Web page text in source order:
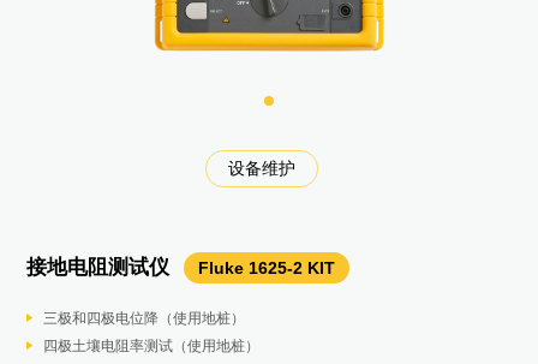
接地电阻测试仪 Fluke 1625-2 KIT
三极和四极电位降（使用地桩）
四极土壤电阻率测试（使用地桩）
设备维护
绝缘万用表 1587 FC
小巧轻便，方便手持）
一键提供1000V电压供绝缘测试
设备维护
电能质量分析仪 Fluke 1777
内置报表功能，一键出具GB报告
可远程通讯、操作，分析功能强大：瞬态电压采样率高达20MS/s，峰值
设备维护
可接镜头、多点及激光自动对焦速快速查找和发现热斑或电气设备的温度
设备维护
声学成像仪 Fluke ii900
配备了一系列麦克风以扩大检查范围，快速准确地定位压缩空气系统中的
空气、气体和真空泄漏，即使在嘈杂的环境中也是如此。
设备维护
在线式声学成像仪 SV600
高灵敏度使泄漏无处遁形
开放式API易于与现有系统集成
泄漏检测
高精度多路测温仪 1586A
配合福禄克标准温度计用于温度探头和传感器的高精度校准，也可做温度
分布测试，应用于光伏和风电行业。
数据采集和温度测试校准
压力校验器 Fluke 754
提供4-20毫安，0-10V信号，24V电源，HART压力变送器故障排查，校
准。
过程校准与测量
蓄电池内阻分析仪 BT521
主要测量值 – 电池内阻、直流和交流电压、直流和交流电流、纹波电压、
频率和温度。
设备维护
钳形电流表 Fluke 377FC
使用钳口测量电压和电流
测试更快、更安全，采用 FieldSense™ 技术无需触碰带电电线
设备维护
压力校验仪 Fluke 718
压力校验仪具压力源和毫安测量，几乎可以校准和维护所有压力设备
意外暴露于液体时，内置泵极易清洗，因而降低了总拥有成本和维修费
过程校准与测量
智能数字压力校验仪 Fluke 730系列
压力测量范围 ± 10 inH2O/2.5kPa - 10000 psi/69Mpa
四个绝压量程15PSIA（103kPa），30PSIA （207kPa），
过程校准与测量
毫安钳形表 Fluke 773
无需“断开回路即可测量 4 至 20 mA 信号
0.01 mA 分辨率和灵敏度
过程校准与测量
过程万用表 Fluke 789
24 V 回路电源
双显示大屏幕
过程校准与测量
振动点检仪 Fluke 805
创新性的传感器设计，可将因倾斜或按力引起的测量偏差程度小。
无论频率高低，均可提供高质量的测量数据
设备维护
空气尘埃粒子计数器 Fluke 985
具备 6 个通道，粒径范围为 0.3 - 10.0 µm：即使是要求 ISO Class 5 – 9
认证的重要区域，也可进行精确测量
环境测试
电机驱动分析仪 MDA-550 III
引导式测量利用图形化分步式电压和电流连接图，使变频驱动器的设置和
连接变得比以往更容易
设备维护
电缆路径探测仪 UAT-620
多种探测模式，可用于在各种应用中定位和跟踪带电和不带电的缆线或管
道
设备维护
饮料包装薄膜热成像系统 EC150
时热成像技术适用于连续或离散的工艺过程。
内置线激光器，可快速对准目标，进而降低安装成本。
过程成像
光纤认证测试模块 CFP-Q-ADD
光纤损耗测试套件的认证时间极短
符合 ANSI/TIA 和 ISO/IEC 环型通量的合规性要求
光纤网络维护
认证级光纤测试模块 OFP-Q-ADD OTDR
自动设置可检测光纤特性并设置测量参数
手动专家模式支持对自动设置进行简单调整
光纤网络维护
食品温度跟踪仪 Datapaq Food Tracker
可靠且准确的HACCP温度测绘系统用以苛刻的食品加工应用。
数据记录器(6或8通道)，IP67防水等级。
炉温测试
微安级漏电流钳表 369 FC/CN
真有效值测量可保证复杂、非正弦波形测量的准确度
61 mm 钳夹开口
电气设备巡检维护
钳形表 319
独特的40A小量程、高准确度电流测试，0.01A高分辨率,1.6%高精度测量
钳头纤薄，体型轻便，更加易于在狭窄空间内使用
电气设备巡检维护
绝缘电阻测试仪 1535
最高2500V测试电压，500GΩ测试量程
自动极化指数（PI）/介电吸收比（DAR）
电气设备巡检维护
绝缘电阻测试仪 1508
0.01 MΩ 至 10 GΩ的绝缘测试
绝缘测试电压: 50 V、100 V、250 V、500 V 和 1000 V，适用于多种应用
电气设备巡检维护
毫安级过程钳型表 771
0.01 mA 分辨率和灵敏度
无需"断开回路即可测量 4 至 20 mA 信号
过程校准与测量
手持式参考测温仪 1523/1524
铂电阻 ±0.011 °C
热电偶±0.24 °C（J、K、L、M 型）
温度设备运维测量和校准
手持式干式炉 9100S/9102S
温度范围从 – 10 °C 到 375 °C
0 °C 时的准确度达 ± 0.25 °C，稳定性达 ± 0.05 °C
温度设备运维校准
低温干体炉/计量炉 9190A
量程：-95至140℃
稳定性：±0.015°C
低温温度设备设备校准
测温仪 62max
防尘和防水：IP54 级防尘和防水
坚固耐用：经过 3 米跌落测试
电气设备巡检维护